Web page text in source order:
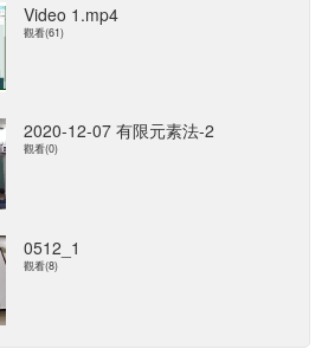
Video 1.mp4
觀看(61)
2020-12-07 有限元素法-2
觀看(0)
0512_1
觀看(8)